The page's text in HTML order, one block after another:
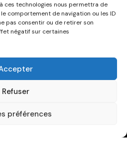
ces technologies nous permettra de
comportement de navigation ou les ID
pas consentir ou de retirer son
négatif sur certaines
Refuser
préférences